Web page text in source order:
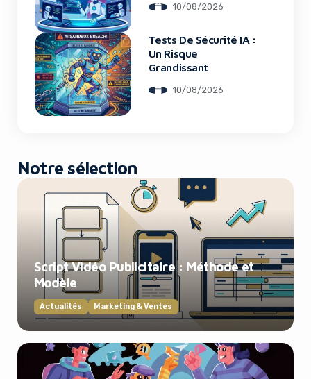
Code10/08/2026
Tests De Sécurité IA :
Un Risque
Grandissant
10/08/2026
Notre sélection
Script Vidéo Publicitaire : Méthode et
Modèle
Actualités Marketing & Ventes